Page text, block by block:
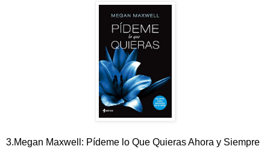
3.Megan Maxwell: Pídeme lo Que Quieras Ahora y Siempre